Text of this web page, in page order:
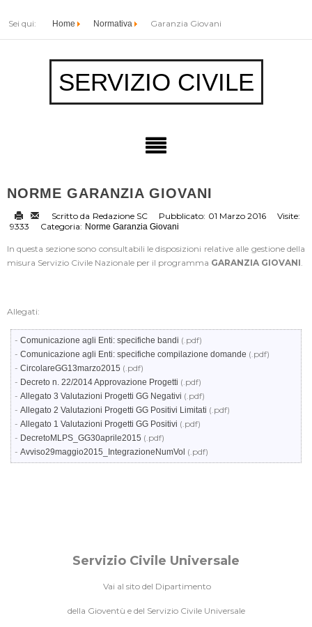
Sei qui: Home Normativa Garanzia Giovani
SERVIZIO CIVILE
NORME GARANZIA GIOVANI
Scritto da Redazione SC Pubblicato: 01 Marzo 2016
Visite:
9333
Categoria: Norme Garanzia Giovani
In questa sezione sono consultabili le disposizioni relative alle gestione della
misura Servizio Civile Nazionale per il programma GARANZIA GIOVANI
Allegati:
- Comunicazione agli Enti: specifiche bandi (.pdf)
- Comunicazione agli Enti: specifiche compilazione domande (.pdf)
- CircolareGG13marzo2015 (.pdf)
- Decreto n. 22/2014 Approvazione Progetti (.pdf)
- Allegato 3 Valutazioni Progetti GG Negativi (.pdf)
- Allegato 2 Valutazioni Progetti GG Positivi Limitati (.pdf)
- Allegato 1 Valutazioni Progetti GG Positivi (.pdf)
- DecretoMLPS_GG30aprile2015 (.pdf)
- Avviso29maggio2015_IntegrazioneNumVol (.pdf)
Servizio Civile Universale
Vai al sito del Dipartimento
della Gioventù e del Servizio Civile Universale